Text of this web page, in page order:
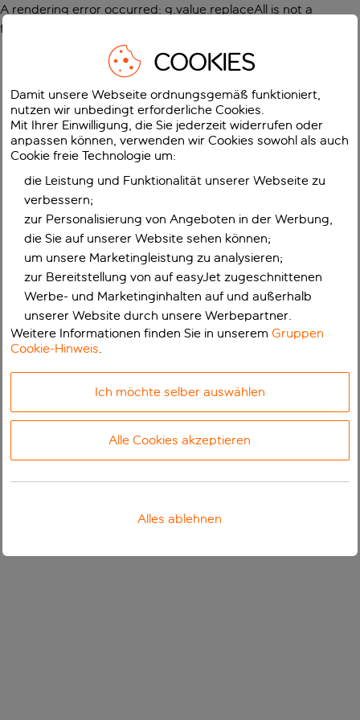
A rendering error occurred: g.value.replaceAll is not a
function
COOKIES
Damit unsere Webseite ordnungsgemäß funktioniert,
nutzen wir unbedingt erforderliche Cookies.
Mit Ihrer Einwilligung, die Sie jederzeit widerrufen oder
anpassen können, verwenden wir Cookies sowohl als auch
Cookie freie Technologie um:
die Leistung und Funktionalität unserer Webseite zu
verbessern;
zur Personalisierung von Angeboten in der Werbung,
die Sie auf unserer Website sehen können;
um unsere Marketingleistung zu analysieren;
zur Bereitstellung von auf easyJet zugeschnittenen
Werbe- und Marketinginhalten auf und außerhalb
unserer Website durch unsere Werbepartner.
Weitere Informationen finden Sie in unseremGruppen
Cookie-Hinweis.
Ich möchte selber auswählen
Alle Cookies akzeptieren
Alles ablehnen